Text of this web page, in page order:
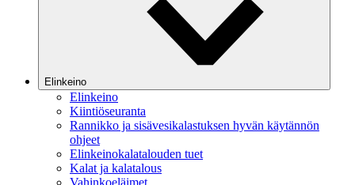
Elinkeino
Elinkeino
Kiintiöseuranta
Rannikko ja sisävesikalastuksen hyvän käytännön
ohjeet
Elinkeinokalatalouden tuet
Kalat ja kalatalous